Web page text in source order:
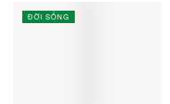
ĐỜI SỐNG